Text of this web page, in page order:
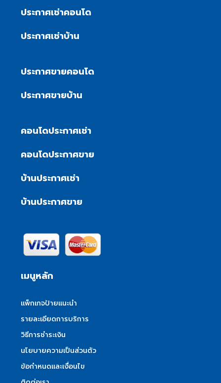
ประกาศเช่าคอนโด
ประกาศเช่าบ้าน
ประกาศขายคอนโด
ประกาศขายบ้าน
คอนโดประกาศเช่า
คอนโดประกาศขาย
บ้านประกาศเช่า
บ้านประกาศขาย
เมนูหลัก
แพ็กเกจป้ายแนะนำ
รายละเอียดการบริการ
วิธีการชำระเงิน
นโยบายความเป็นส่วนตัว
ข้อกำหนดและเงื่อนไข